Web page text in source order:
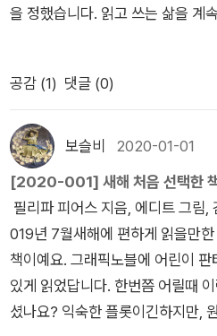
은 큰소리로 해티를 부르며 엉엉
의 정원에서>를 그래픽 노블로각
취향이라 구매하게 되었는데 내용
겠다고 다짐했답니다!!신비롭고 환
면 정말 좋을것 같아요.개인적으로
튼‘ 감독이제작해준다면 더할 나
입니다☺
을 정했습니다. 읽고 쓰는 삶을 계
자식과 소통하지 못하고, 자식이
부모로서 작가는 인생 최대의 슬픔
습니다.그가 지닌 책의 네트워크
다. 그가 읽었던 작가와 고전들이
가 바로 독자와 작가로서 접했던 작가와 책들과 같습니다. 에드가
앨런포, TS엘리어트, 윌리엄 블레
의 신곡, 에드워드사이드의 저서
양의 책들이 그의 생애를 구축하
보다도 그의 장남 히카리에게 닥
에 슬픈 영향을 미치고, 그의 문학
공감 (1) 댓글 (0)
보슬비 2020-01-01
[2020-001] 새해 처음 선택한 책
필리파 피어스 지음, 에디트 그림
019년 7월새해에 편하게 읽을만
책이예요. 그래픽노블에 어린이 판
있게 읽었답니다. 한번쯤 어릴때
셨나요? 익숙한 플롯이긴하지만,